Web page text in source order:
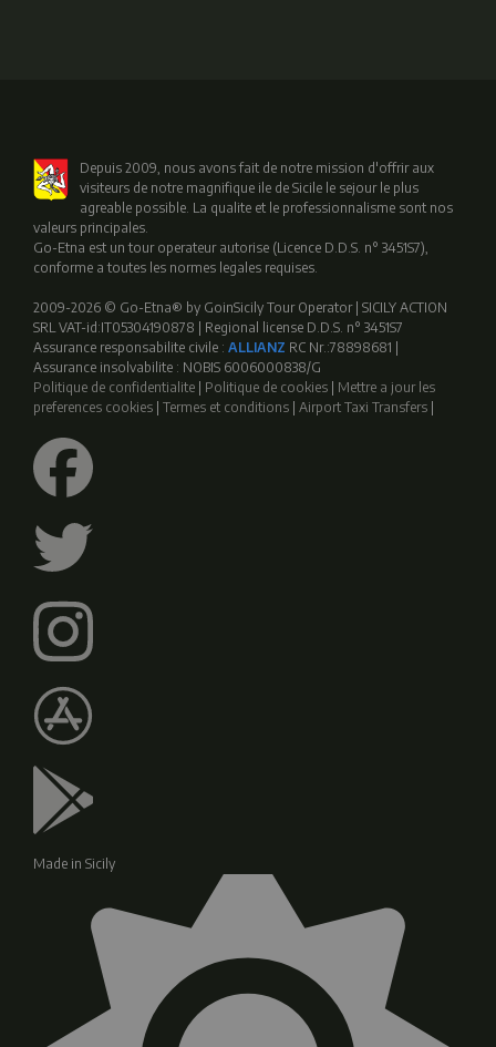
Depuis 2009, nous avons fait de notre mission d'offrir aux
visiteurs de notre magnifique ile de Sicile le sejour le plus
agreable possible. La qualite et le professionnalisme sont nos
valeurs principales.
Go-Etna est un tour operateur autorise (Licence D.D.S. n° 3451S7),
conforme a toutes les normes legales requises.
2009-2026 © Go-Etna® by GoinSicily Tour Operator | SICILY ACTION
SRL VAT-id:IT05304190878 | Regional license D.D.S. n° 3451S7
Assurance responsabilite civile : ALLIANZ RC Nr.:78898681 |
Assurance insolvabilite : NOBIS 6006000838/G
Politique de confidentialite
Politique de cookies
Mettre a jour les
preferences cookies Termes et conditions Airport Taxi Transfers
Made in Sicily